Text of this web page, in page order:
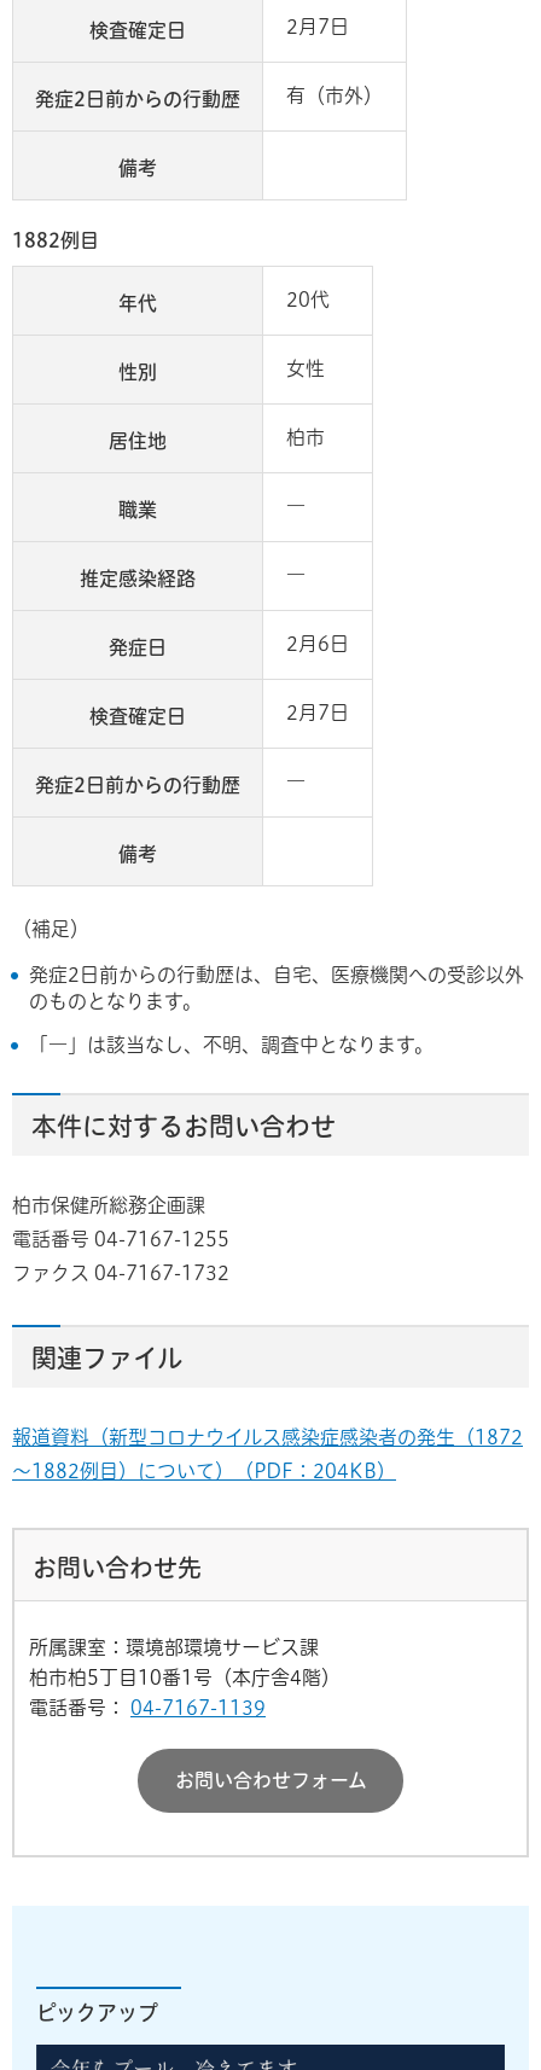
検査確定日 2月7日
発症2日前からの行動歴 有（市外）
備考
1882例目
年代 20代
性別 女性
居住地 柏市
職業 ―
推定感染経路 ―
発症日 2月6日
検査確定日 2月7日
発症2日前からの行動歴 ―
備考
（補足）
発症2日前からの行動歴は、自宅、医療機関への受診以外
のものとなります。
「―」は該当なし、不明、調査中となります。
本件に対するお問い合わせ
柏市保健所総務企画課
電話番号 04-7167-1255
ファクス 04-7167-1732
関連ファイル
報道資料（新型コロナウイルス感染症感染者の発生（1872
～1882例目）について）（PDF：204KB）
お問い合わせ先
所属課室：環境部環境サービス課
柏市柏5丁目10番1号（本庁舎4階）
電話番号：
04-7167-1139
お問い合わせフォーム
ピックアップ